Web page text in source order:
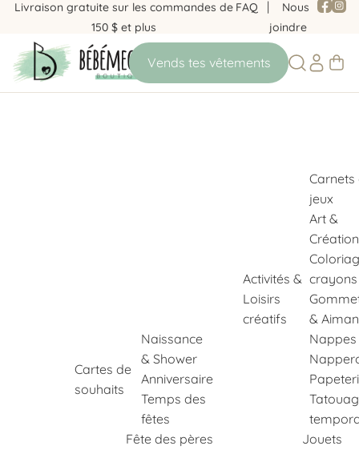
Livraison gratuite sur les commandes de
150 $ et plus
FAQ
Nous
joindre
Cartes de
souhaits
Naissance
& Shower
Anniversaire
Temps des
fêtes
Fête des pères
Activités &
Loisirs
créatifs
Carnets
jeux
Art &
Création
crayons
&
Nappes
Jouets